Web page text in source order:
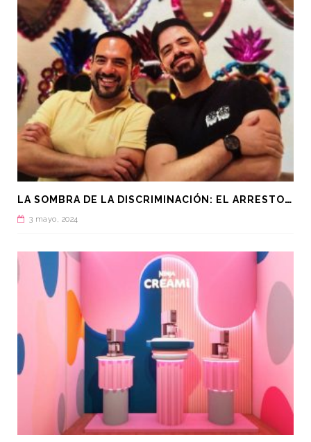
L
A SOMBRA DE LA DISCRIMINACIÓN: EL ARRESTO DE MANUEL GUERRERO AVIÑA EN QATAR
3 mayo, 2024